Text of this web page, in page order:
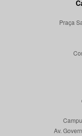
Praça
Av.